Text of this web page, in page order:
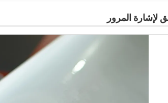
لإشارة المرور